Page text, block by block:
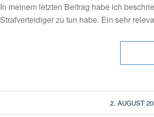
In meinem letzten Beitrag habe ich
Strafverteidiger zu tun habe. Ein sehr
2. AUGUST
/